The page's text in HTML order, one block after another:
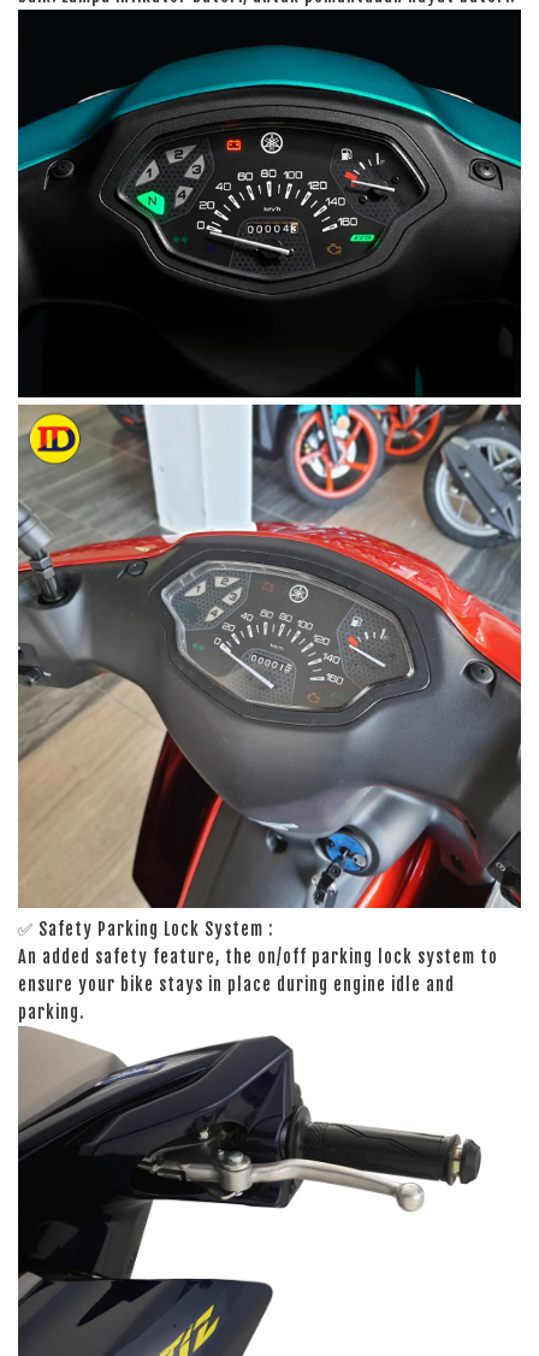
✅ Safety Parking Lock System :
An added safety feature, the on/off parking lock system to
ensure your bike stays in place during engine idle and
parking.